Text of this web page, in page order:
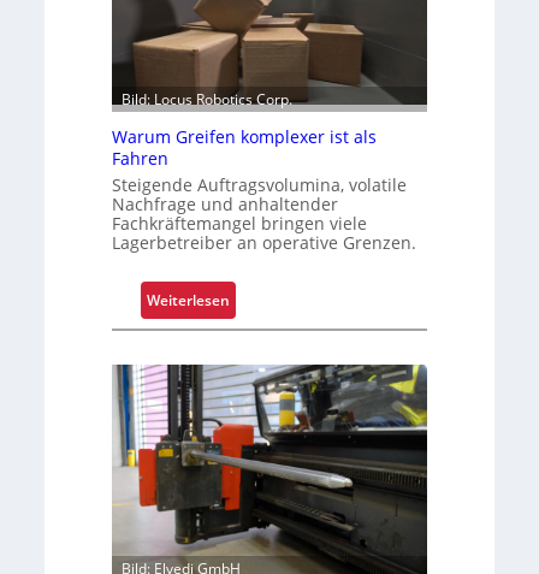
Bild: Locus Robotics Corp.
Warum Greifen komplexer ist als
Fahren
Steigende Auftragsvolumina, volatile
Nachfrage und anhaltender
Fachkräftemangel bringen viele
Lagerbetreiber an operative Grenzen.
Weiterlesen
W
r
u
m
r
e
i
f
Bild: Elvedi GmbH